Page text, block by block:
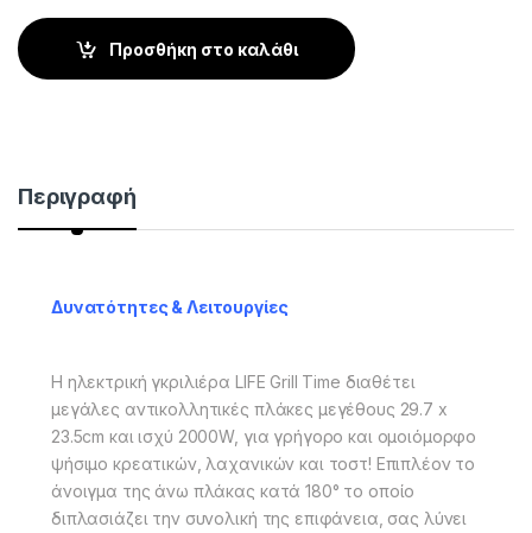
Προσθήκη στο καλάθι
Περιγραφή
Δυνατότητες & Λειτουργίες
Η ηλεκτρική γκριλιέρα LIFE Grill Time διαθέτει
μεγάλες αντικολλητικές πλάκες μεγέθους 29.7 x
23.5cm και ισχύ 2000W, για γρήγορο και ομοιόμορφο
ψήσιμο κρεατικών, λαχανικών και τοστ! Επιπλέον το
άνοιγμα της άνω πλάκας κατά 180° το οποίο
διπλασιάζει την συνολική της επιφάνεια, σας λύνει